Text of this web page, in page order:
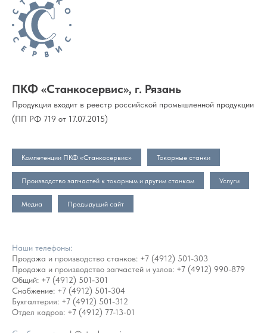
ПКФ «Станкосервис», г. Рязань
Продукция входит в реестр российской промышленной продукции
(ПП РФ 719 от 17.07.2015)
Компетенции ПКФ «Станкосервис» Токарные станки
Производство запчастей к токарным и другим станкам Услуги
Медиа Предыдущий сайт
Наши телефоны:
Продажа и производство станков: +7 (4912) 501-303
Продажа и производство запчастей и узлов: +7 (4912) 990-879
Общий: +7 (4912) 501-301
Снабжение: +7 (4912) 501-304
Бухгалтерия: +7 (4912) 501-312
Отдел кадров: +7 (4912) 77-13-01